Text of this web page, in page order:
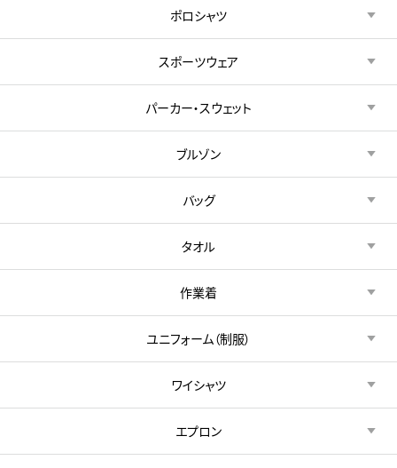
ポロシャツ
スポーツウェア
パーカー・スウェット
ブルゾン
バッグ
タオル
作業着
ユニフォーム（制服）
ワイシャツ
エプロン